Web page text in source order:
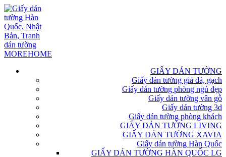
GIẤY DÁN TƯỜNG
Giấy dán tường giả đá, gạch
Giấy dán tường phòng ngủ đẹp
Giấy dán tường vân gỗ
Giấy dán tường 3d
Giấy dán tường phòng khách
GIẤY DÁN TƯỜNG LIVING
GIẤY DÁN TƯỜNG XAVIA
Giấy dán tường Hàn Quốc
GIẤY DÁN TƯỜNG HÀN QUỐC LG